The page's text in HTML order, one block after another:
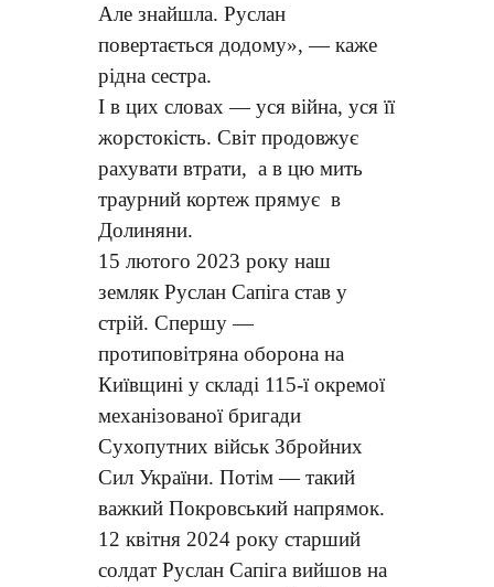
Але знайшла. Руслан
повертається додому», — каже
рідна сестра.
І в цих словах — уся війна, уся її
жорстокість. Світ продовжує
рахувати втрати, а в цю мить
траурний кортеж прямує в
Долиняни.
15 лютого 2023 року наш
земляк Руслан Сапіга став у
стрій. Спершу —
протиповітряна оборона на
Київщині у складі 115-ї окремої
механізованої бригади
Сухопутних військ Збройних
Сил України. Потім — такий
важкий Покровський напрямок.
12 квітня 2024 року старший
солдат Руслан Сапіга вийшов на